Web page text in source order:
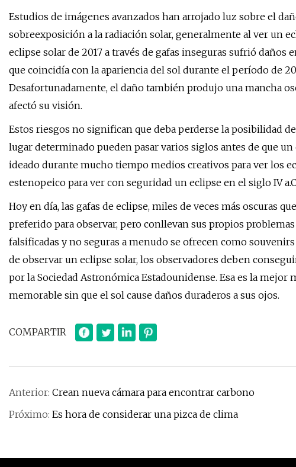
Estudios de imágenes avanzados han arrojado luz sobre el
sobreexposición a la radiación solar, generalmente al ver un
eclipse solar de 2017 a través de gafas inseguras sufrió
que coincidía con la apariencia del sol durante el período de
Desafortunadamente, el daño también produjo una mancha
afectó su visión.
Estos riesgos no significan que deba perderse la posibilidad
lugar determinado pueden pasar varios siglos antes de que
ideado durante mucho tiempo medios creativos para ver los
estenopeico para ver con seguridad un eclipse en el siglo IV
Hoy en día, las gafas de eclipse, miles de veces más oscuras
preferido para observar, pero conllevan sus propios
falsificadas y no seguras a menudo se ofrecen como
de observar un eclipse solar, los observadores deben
por la Sociedad Astronómica Estadounidense. Esa es la
memorable sin que el sol cause daños duraderos a sus ojos.
COMPARTIR
Anterior: Crean nueva cámara para encontrar carbono
Próximo: Es hora de considerar una pizca de clima